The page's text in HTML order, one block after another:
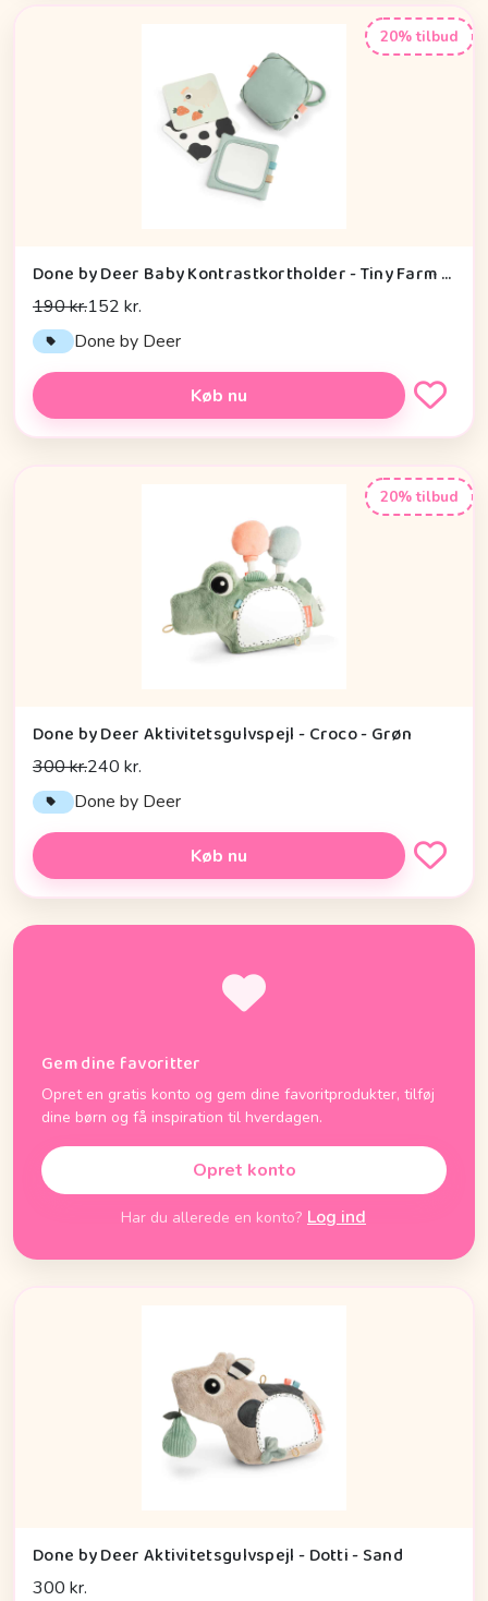
20% tilbud
Done by Deer Baby Kontrastkortholder - Tiny Farm - Grøn
190 kr.152 kr.
Done by Deer
Køb nu
20% tilbud
Done by Deer Aktivitetsgulvspejl - Croco - Grøn
300 kr.240 kr.
Done by Deer
Køb nu
Gem dine favoritter
Opret en gratis konto og gem dine favoritprodukter, tilføj
dine børn og få inspiration til hverdagen.
Opret konto
Har du allerede en konto? Log ind
Done by Deer Aktivitetsgulvspejl - Dotti - Sand
300 kr.